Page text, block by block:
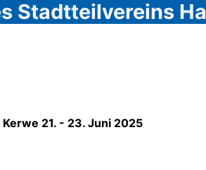
Stadtteilvereins
21. - 23. Juni 2025